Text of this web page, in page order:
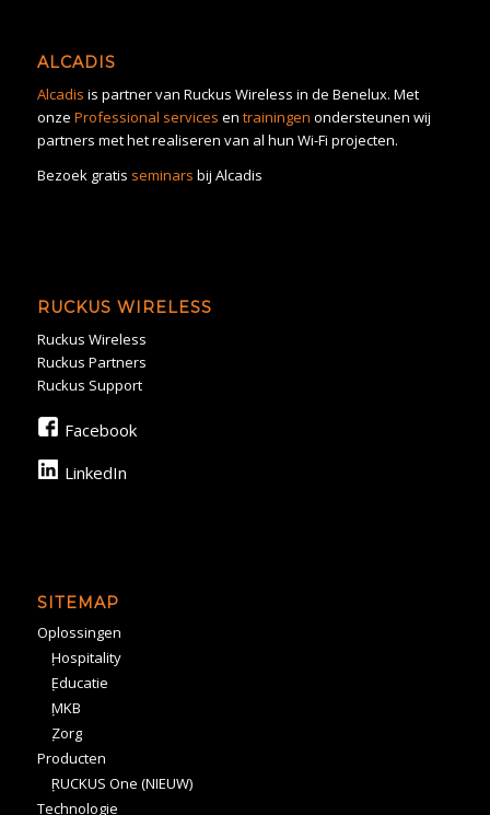
ALCADIS
Alcadis is partner van Ruckus Wireless in de Benelux. Met
onze Professional services en trainingen ondersteunen wij
partners met het realiseren van al hun Wi-Fi projecten.
Bezoek gratis seminars bij Alcadis
RUCKUS WIRELESS
Ruckus Wireless
Ruckus Partners
Ruckus Support
Facebook
LinkedIn
SITEMAP
Oplossingen
Hospitality
Educatie
MKB
Zorg
Producten
RUCKUS One (NIEUW)
Technologie